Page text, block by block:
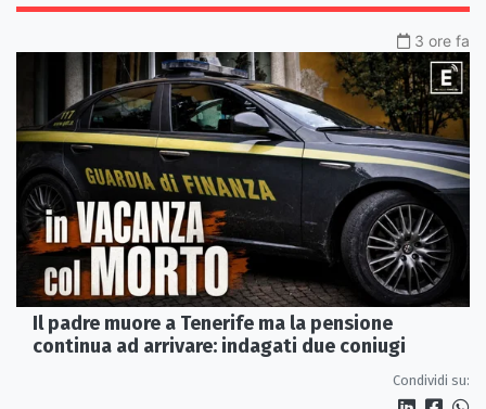
3 ore fa
Il padre muore a Tenerife ma la pensione
continua ad arrivare: indagati due coniugi
Condividi su: